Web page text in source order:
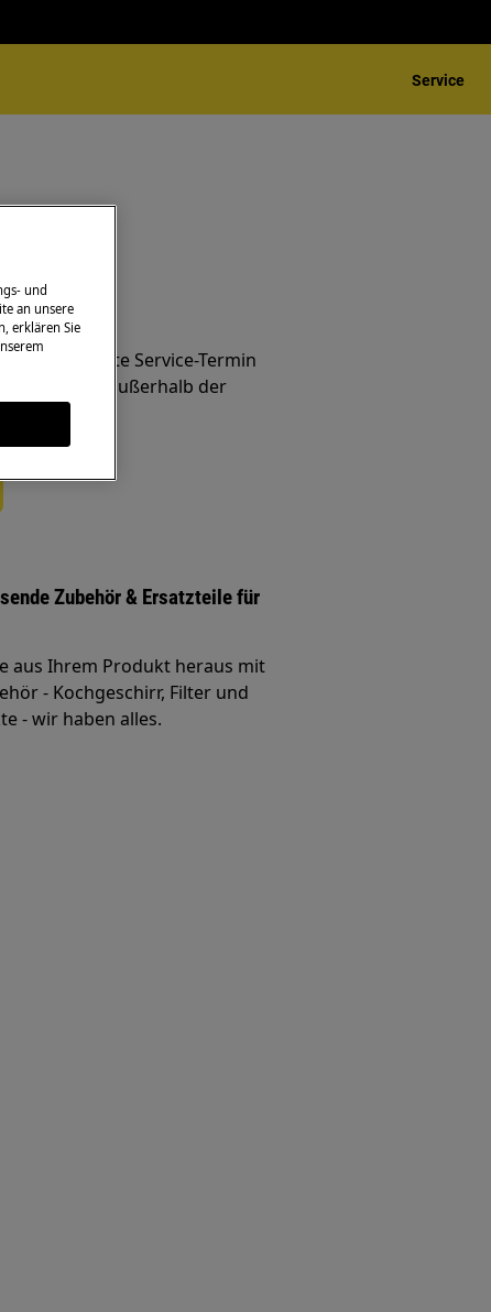
Service
buchen
Großgeräte Service-Termin
und außerhalb der
Zubehör & Ersatzteile für
aus Ihrem Produkt heraus mit
- Kochgeschirr, Filter und
- wir haben alles.
und
an unsere
erklären Sie